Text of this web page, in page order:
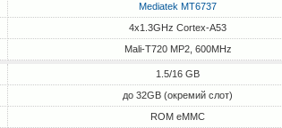
Mediatek MT6737
4x1.3GHz Cortex-A53
Mali-T720 MP2, 600MHz
1.5/16 GB
до 32GB (окремий слот)
ROM eMMC